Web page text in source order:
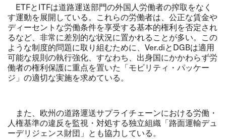
ETFとITFは道路運送部門の外国人労働者の搾取をなく
す運動を展開している。これらの労働者は、公正な賃金や
ディーセントな労働条件を享受する基本的権利を否定され
るなど、非常に差別的な状況に置かれることが多い。この
ような制度的問題に取り組むために、Ver.diとDGBは適用
可能な規則の執行強化、すなわち、出身国にかかわらず労
働者の権利保護に重点を置いた「モビリティ・パッケー
ジ」の適切な実施を求めている。
また、欧州の道路運送サプライチェーンにおける労働・
人権基準の違反を監視・対処する独立組織「路面運輸デュ
ーデリジェンス財団」とも協力している。